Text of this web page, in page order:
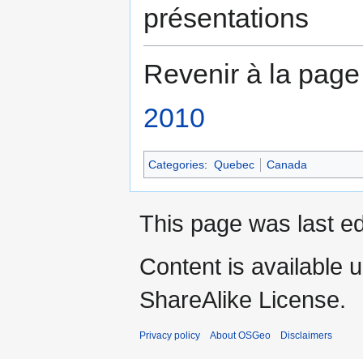
présentations
Revenir à la
2010
Categories: Quebec Canada
This page was last
Content is available
ShareAlike License.
Privacy policy About OSGeo Disclaimers